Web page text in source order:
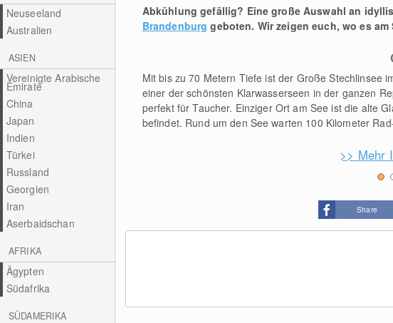
Neuseeland
Australien
ASIEN
Vereinigte Arabische
Emirate
China
Japan
Indien
Türkei
Russland
Georgien
Iran
Aserbaidschan
AFRIKA
Ägypten
Südafrika
SÜDAMERIKA
Abkühlung gefällig? Eine große Auswahl an
Brandenburg geboten. Wir zeigen euch, wo es
Mit bis zu 70 Metern Tiefe ist der Große Stechlinsee
einer der schönsten Klarwasserseen in der ganzen
perfekt für Taucher. Einziger Ort am See ist die alte
befindet. Rund um den See warten 100 Kilometer
>> Mehr
Share